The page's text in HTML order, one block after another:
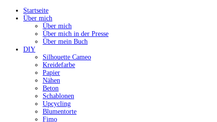
Startseite
Über mich
Über mich
Über mich in der Presse
Über mein Buch
DIY
Silhouette Cameo
Kreidefarbe
Papier
Nähen
Beton
Schablonen
Upcycling
Blumentorte
Fimo